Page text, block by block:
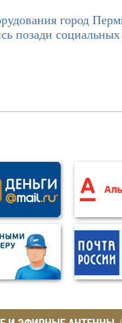
город
позади социальных